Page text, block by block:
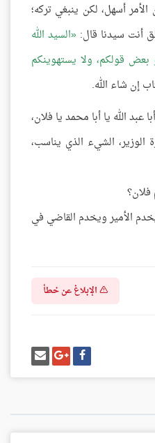
أسهل، لكن ينبغي تركه؛
أنت سيدنا قال: السيد الله
بعض قولكم، ولا يستهوينكم
إن شاء الله.
الله يا أبا محمد يا فلان،
الوزير، الشيء الذي يناسب،
الأمير ويخدم القاضي في
الإبلاغ عن خطأ
شارك
على
فيسبوك
شارك
على
غوغل
بلس
إرسل
إيميل